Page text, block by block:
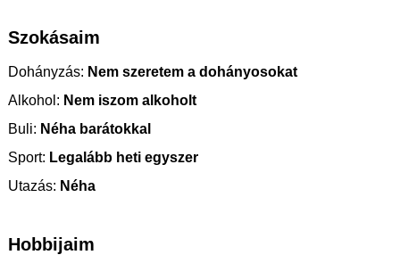
Szokásaim
Dohányzás: Nem szeretem a dohányosokat
Alkohol: Nem iszom alkoholt
Buli: Néha barátokkal
Sport: Legalább heti egyszer
Utazás: Néha
Hobbijaim